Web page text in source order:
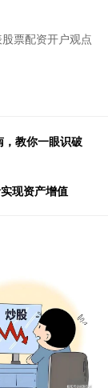
票配资开户观点
教你一眼识破
现资产增值